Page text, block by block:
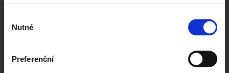
souhlasu
Nutné
Preferenční
Popis projektu – zámek v Kroměříži